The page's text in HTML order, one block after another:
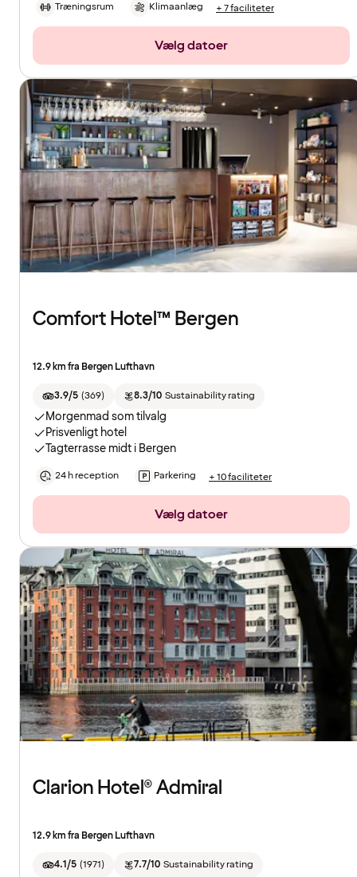
Træningsrum Klimaanlæg + 7 faciliteter
Vælg datoer
Comfort Hotel™ Bergen
12.9 km fra Bergen Lufthavn
3.9/5 (369) 8.3/10 Sustainability rating
Morgenmad som tilvalg
Prisvenligt hotel
Tagterrasse midt i Bergen
24 h reception Parkering + 10 faciliteter
Vælg datoer
Clarion Hotel® Admiral
12.9 km fra Bergen Lufthavn
4.1/5 (1971) 7.7/10 Sustainability rating